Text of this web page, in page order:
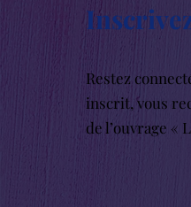
Restez
inscrit, vous
de l’ouvrage «